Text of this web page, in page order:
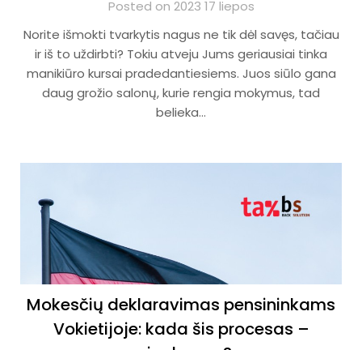
Posted on 2023 17 liepos
Norite išmokti tvarkytis nagus ne tik dėl savęs, tačiau
ir iš to uždirbti? Tokiu atveju Jums geriausiai tinka
manikiūro kursai pradedantiesiems. Juos siūlo gana
daug grožio salonų, kurie rengia mokymus, tad
belieka…
Mokesčių deklaravimas pensininkams
Vokietijoje: kada šis procesas –